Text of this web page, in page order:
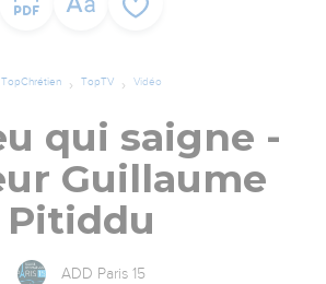
TopChrétien TopTV Vidéo
qui saigne -
Guillaume
Pitiddu
ADD Paris 15